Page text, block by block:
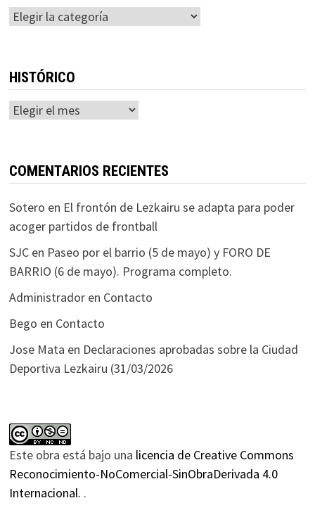
Categorías
HISTÓRICO
Histórico
COMENTARIOS RECIENTES
Sotero en El frontón de Lezkairu se adapta para poder
acoger partidos de frontball
SJCen Paseo por el barrio (5 de mayo) y FORO DE
BARRIO (6 de mayo). Programa completo.
Administradoren Contacto
Bego en Contacto
Jose Mata en Declaraciones aprobadas sobre la Ciudad
Deportiva Lezkairu (31/03/2026
Este obra está bajo una licencia de Creative Commons
Reconocimiento-NoComercial-SinObraDerivada 4.0
Internacional. .